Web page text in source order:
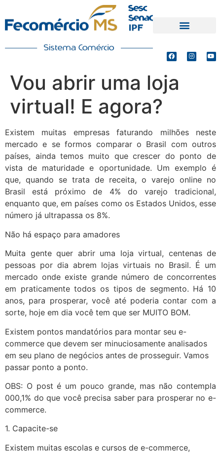
Vou abrir uma loja
virtual! E agora?
Existem muitas empresas faturando milhões neste
mercado e se formos comparar o Brasil com outros
países, ainda temos muito que crescer do ponto de
vista de maturidade e oportunidade. Um exemplo é
que, quando se trata de receita, o varejo online no
Brasil está próximo de 4% do varejo tradicional,
enquanto que, em países como os Estados Unidos, esse
número já ultrapassa os 8%.
Não há espaço para amadores
Muita gente quer abrir uma loja virtual, centenas de
pessoas por dia abrem lojas virtuais no Brasil. É um
mercado onde existe grande número de concorrentes
em praticamente todos os tipos de segmento. Há 10
anos, para prosperar, você até poderia contar com a
sorte, hoje em dia você tem que ser MUITO BOM.
Existem pontos mandatórios para montar seu e-
commerce que devem ser minuciosamente analisados
em seu plano de negócios antes de prosseguir. Vamos
passar ponto a ponto.
OBS: O post é um pouco grande, mas não contempla
000,1% do que você precisa saber para prosperar no e-
commerce.
1. Capacite-se
Existem muitas escolas e cursos de e-commerce,